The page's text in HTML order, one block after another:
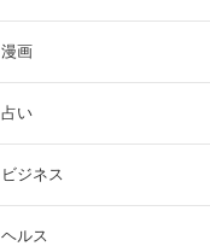
漫画
占い
ビジネス
ヘルス